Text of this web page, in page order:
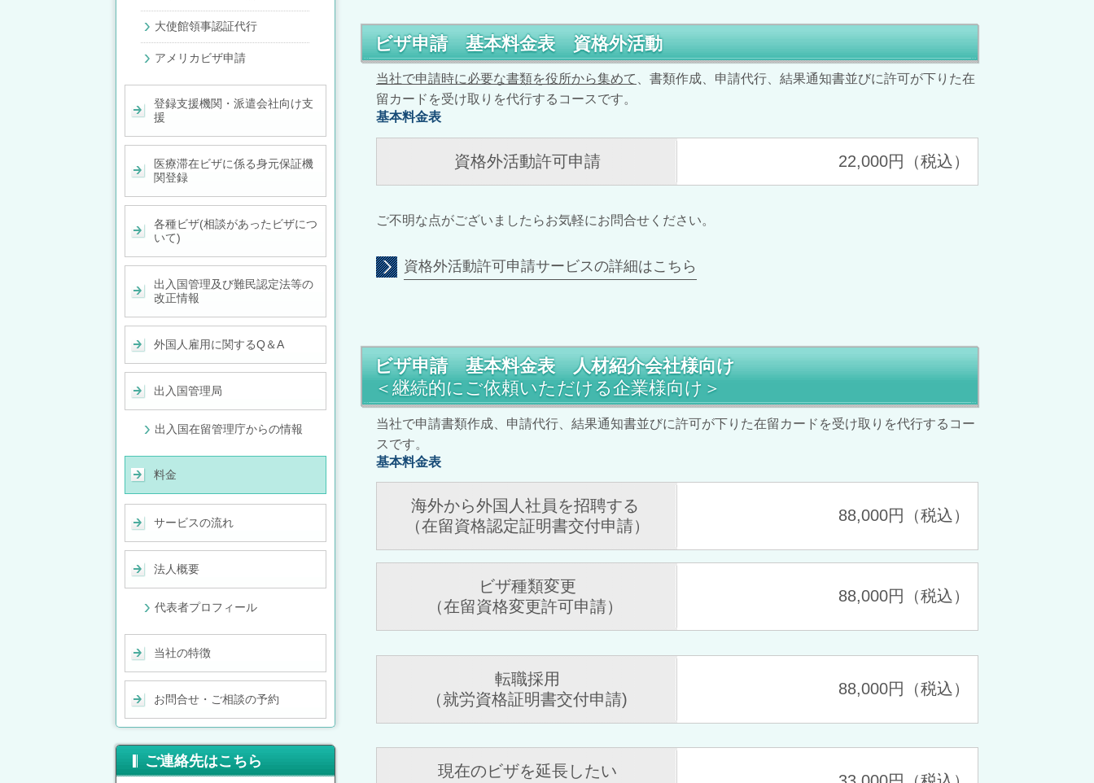
ビザ申請 基本料金表 資格外活動
当社で申請時に必要な書類を役所から集めて
、書類作成、申請代行、結果通知書並びに許可が下りた在
留カードを受け取りを代行するコースです。
基本料金表
資格外活動許可申請 22,000円（税込）
ご不明な点がございましたらお気軽にお問合せください。
資格外活動許可申請サービスの詳細はこちら
ビザ申請 基本料金表 人材紹介会社様向け
＜継続的にご依頼いただける企業様向け＞
当社で申請書類作成、申請代行、結果通知書並びに許可が下りた在留カードを受け取りを代行するコー
スです。
基本料金表
海外から外国人社員を招聘する
（在留資格認定証明書交付申請）
88,000円（税込）
ビザ種類変更
（在留資格変更許可申請）
88,000円（税込）
転職採用
（就労資格証明書交付申請)
88,000円（税込）
現在のビザを延長したい
大使館領事認証代行
アメリカビザ申請
登録支援機関・派遣会社向け支
援
医療滞在ビザに係る身元保証機
関登録
各種ビザ(相談があったビザにつ
いて)
出入国管理及び難民認定法等の
改正情報
外国人雇用に関するQ＆A
出入国管理局
出入国在留管理庁からの情報
料金
サービスの流れ
法人概要
代表者プロフィール
当社の特徴
お問合せ・ご相談の予約
ご連絡先はこちら